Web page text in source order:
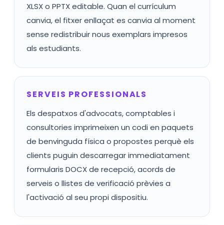
XLSX o PPTX editable. Quan el currículum
canvia, el fitxer enllaçat es canvia al moment
sense redistribuir nous exemplars impresos
als estudiants.
SERVEIS PROFESSIONALS
Els despatxos d'advocats, comptables i
consultories imprimeixen un codi en paquets
de benvinguda física o propostes perquè els
clients puguin descarregar immediatament
formularis DOCX de recepció, acords de
serveis o llistes de verificació prèvies a
l'activació al seu propi dispositiu.